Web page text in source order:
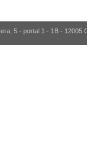
5 - portal 1 - 1B - 12005